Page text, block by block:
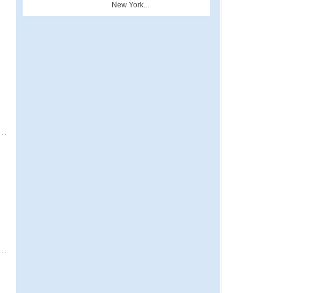
New York...